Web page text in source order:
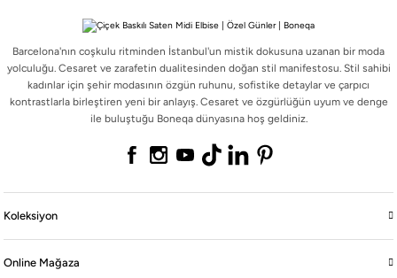
Barcelona'nın coşkulu ritminden İstanbul'un mistik dokusuna uzanan bir moda
yolculuğu. Cesaret ve zarafetin dualitesinden doğan stil manifestosu. Stil sahibi
kadınlar için şehir modasının özgün ruhunu, sofistike detaylar ve çarpıcı
kontrastlarla birleştiren yeni bir anlayış. Cesaret ve özgürlüğün uyum ve denge
ile buluştuğu Boneqa dünyasına hoş geldiniz.
Koleksiyon
Online Mağaza
Koleksiyon
Online Mağaza
Yasal